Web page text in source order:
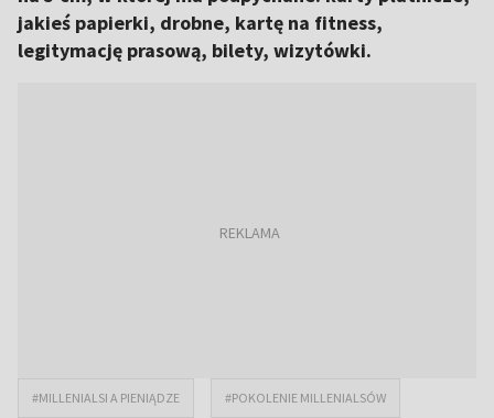
jakieś papierki, drobne, kartę na fitness,
legitymację prasową, bilety, wizytówki.
#MILLENIALSI A PIENIĄDZE #POKOLENIE MILLENIALSÓW